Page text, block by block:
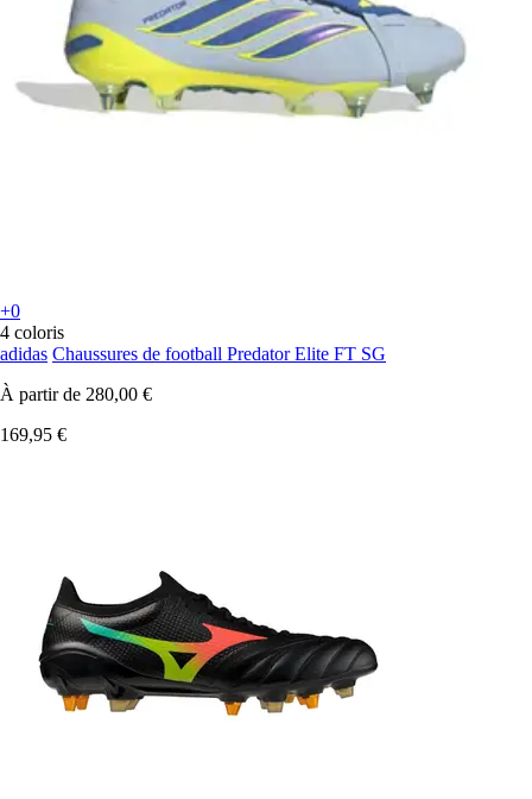
+0
4 coloris
adidas Chaussures de football Predator Elite FT SG
À partir de 280,00 €
169,95 €